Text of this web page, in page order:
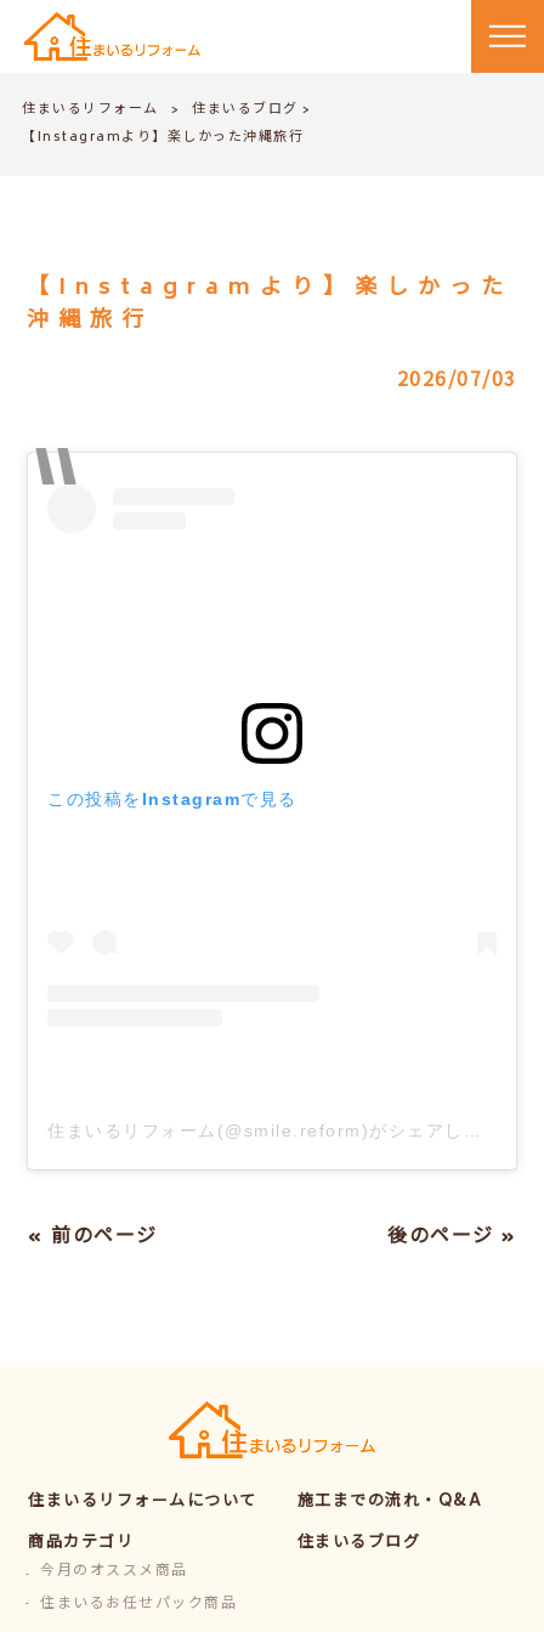
住まいるリフォーム > 住まいるブログ >
【Instagramより】楽しかった沖縄旅行
【Instagramより】楽しかった
沖縄旅行
2026/07/03
この投稿をInstagramで見る
« 前のページ 後のページ »
住まいるリフォームについて
商品カテゴリ
今月のオススメ商品
住まいるお任せパック商品
施工までの流れ・Q&A
住まいるブログ